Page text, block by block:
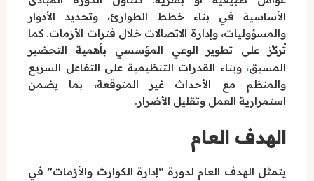
الأساسية في بناء خطط الطوارئ، وتحديد الأدوار
والمسؤوليات، وإدارة الاتصالات خلال فترات الأزمات. كما
تُركّز على تطوير الوعي المؤسسي بأهمية التحضير
المسبق، وبناء القدرات التنظيمية على التفاعل السريع
والمنظم مع الأحداث غير المتوقعة، بما يضمن
استمرارية العمل وتقليل الأضرار.
الهدف العام
يتمثل الهدف العام لدورة “إدارة الكوارث والأزمات” في